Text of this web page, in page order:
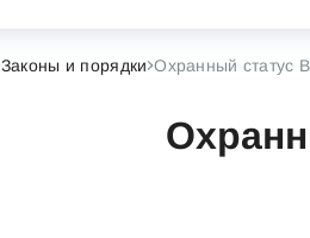
Законы и порядки Охранный статус